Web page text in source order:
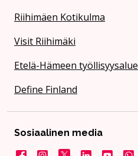
Riihimäen Kotikulma
Visit Riihimäki
Etelä-Hämeen työllisyysalue
Define Finland
Sosiaalinen media